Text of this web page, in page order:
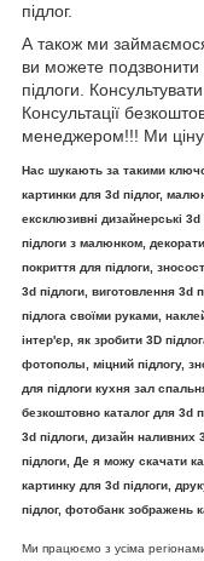
підлог.
А також ми
ви можете подзвонити
підлоги.
Консультації
менеджером!!! Ми
Нас шукають за такими
картинки для 3d підлог,
ексклюзивні дизайнерські 3d
підлоги з малюнком,
покриття для підлоги,
3d підлоги, виготовлення 3d
підлога своїми руками,
інтер'єр, як зробити 3D
фотополы, міцний підлогу,
для підлоги кухня зал
безкоштовно каталог для 3d
3d підлоги, дизайн наливних
підлоги, Де я можу скачати
картинку для 3d підлоги,
підлог, фотобанк зображень
Ми працюємо з усіма